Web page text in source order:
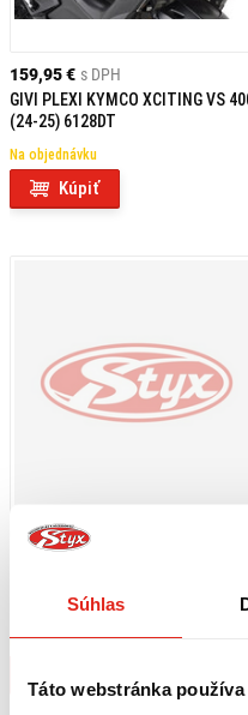
Súhlas
Táto webstránka
159,95 € s DPH
GIVI PLEXI KYMCO XCITING VS
(24-25) 6128DT
Na objednávku
Kúpiť
(24-25) 6128D
Na objednávku